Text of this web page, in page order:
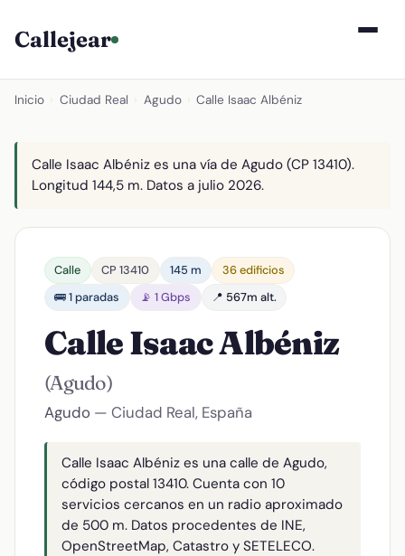
Callejear
Inicio Ciudad Real Agudo Calle Isaac Albéniz
Calle Isaac Albéniz es una vía de Agudo (CP 13410).
Longitud 144,5 m. Datos a julio 2026.
Calle CP 13410 145 m
36 edificios
🚌 1 paradas
📡 1 Gbps 📍 567m alt.
Calle Isaac Albéniz
(Agudo)
Agudo — Ciudad Real, España
Calle Isaac Albéniz es una calle de Agudo,
código postal 13410. Cuenta con 10
servicios cercanos en un radio aproximado
de 500 m. Datos procedentes de INE,
OpenStreetMap, Catastro y SETELECO.